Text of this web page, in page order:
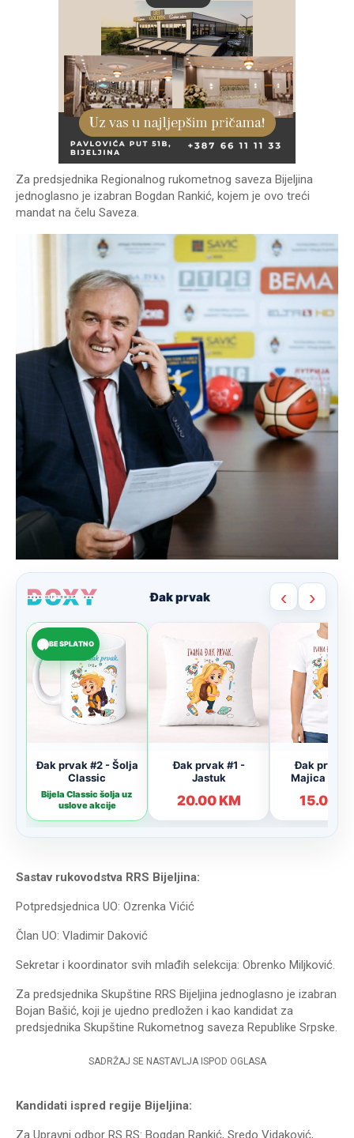
Za predsjednika Regionalnog rukometnog saveza Bijeljina
jednoglasno je izabran Bogdan Rankić, kojem je ovo treći
mandat na čelu Saveza.
Sastav rukovodstva RRS Bijeljina:
Potpredsjednica UO: Ozrenka Vićić
Član UO: Vladimir Daković
Sekretar i koordinator svih mlađih selekcija: Obrenko Miljković.
Za predsjednika Skupštine RRS Bijeljina jednoglasno je izabran
Bojan Bašić, koji je ujedno predložen i kao kandidat za
predsjednika Skupštine Rukometnog saveza Republike Srpske.
SADRŽAJ SE NASTAVLJA ISPOD OGLASA
Kandidati ispred regije Bijeljina: